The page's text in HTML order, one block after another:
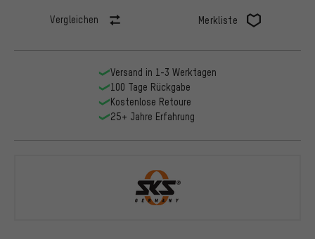
Vergleichen Merkliste
Versand in 1-3 Werktagen
100 Tage Rückgabe
Kostenlose Retoure
25+ Jahre Erfahrung